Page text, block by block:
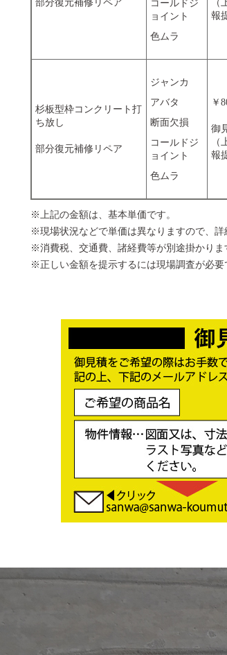
部分復元補修リペア
コールドジ
ョイント
色ムラ
報
杉板型枠コンクリート打
ち放し
部分復元補修リペア
ジャンカ
アバタ
断面欠損
コールドジ
ョイント
色ムラ
￥
御
報
※上記の金額は、基本単価です。
※現場状況などで単価は異なりますので、詳
※消費税、交通費、諸経費等が別途掛かりま
※正しい金額を提示するには現場調査が必要